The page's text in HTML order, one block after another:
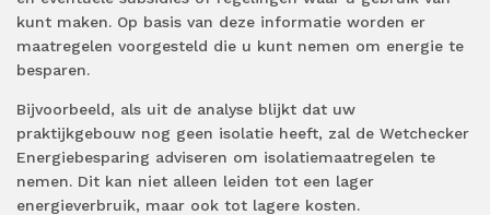
kunt maken. Op basis van deze informatie worden er
maatregelen voorgesteld die u kunt nemen om energie te
besparen.
Bijvoorbeeld, als uit de analyse blijkt dat uw
praktijkgebouw nog geen isolatie heeft, zal de Wetchecker
Energiebesparing adviseren om isolatiemaatregelen te
nemen. Dit kan niet alleen leiden tot een lager
energieverbruik, maar ook tot lagere kosten.